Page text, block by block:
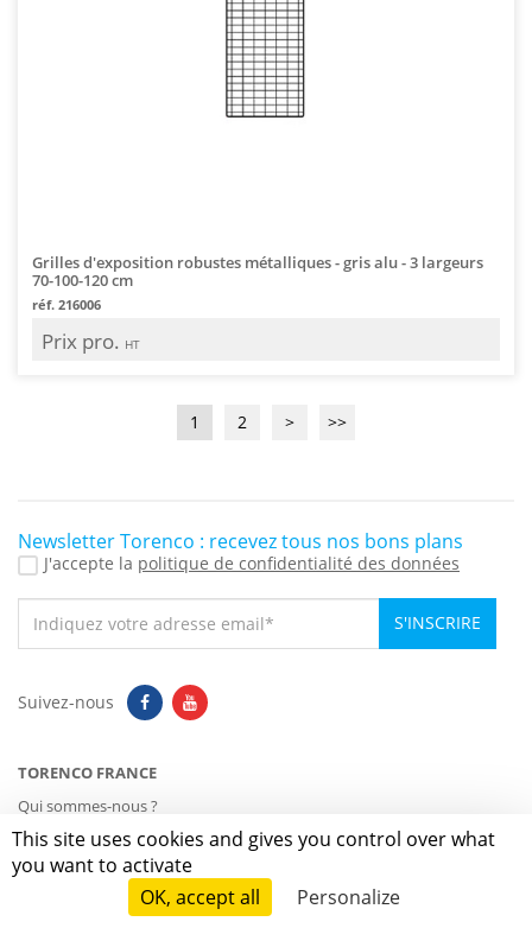
Grilles d'exposition robustes métalliques - gris alu - 3 largeurs
70-100-120 cm
réf. 216006
Prix pro. HT
1 2 > >>
Newsletter Torenco : recevez tous nos bons plans
J'accepte la politique de confidentialité des données
S'INSCRIRE
Suivez-nous
TORENCO FRANCE
Qui sommes-nous ?
Catalogue Général
Catalogue Neutre
Plan d'accès
This site uses cookies and gives you control over what
you want to activate
OK, accept all
Personalize